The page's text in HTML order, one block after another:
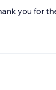
you for